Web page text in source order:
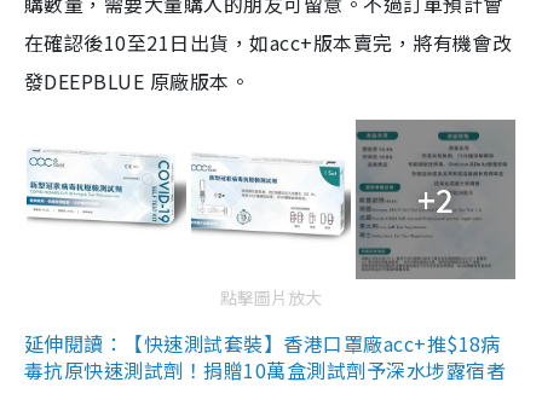
在確認後10至21日出貨，如acc+版本賣完，將有機會改
發DEEPBLUE 原廠版本。
+2
點擊圖片放大
延伸閱讀：【快速測試套裝】香港口罩廠acc+推$18病
毒抗原快速測試劑！捐贈10萬盒測試劑予深水埗露宿者